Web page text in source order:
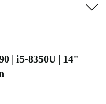
| i5-8350U | 14"